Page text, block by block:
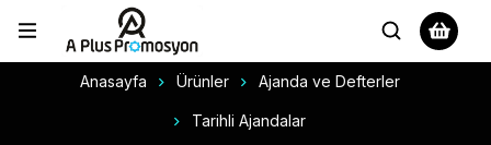
Anasayfa Ürünler Ajanda ve Defterler
Tarihli Ajandalar